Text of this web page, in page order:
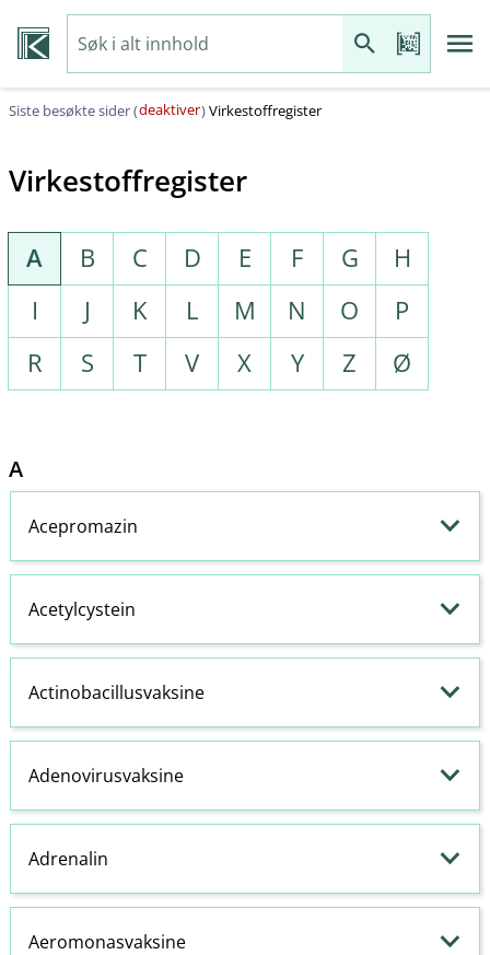
Siste besøkte sider (deaktiver)Virkestoffregister
Virkestoffregister
A B C D E F G
H
I
J K L M N O
P
R
S T V X Y Z Ø
A
Acepromazin
Acetylcystein
Actinobacillusvaksine
Adenovirusvaksine
Adrenalin
Aeromonasvaksine